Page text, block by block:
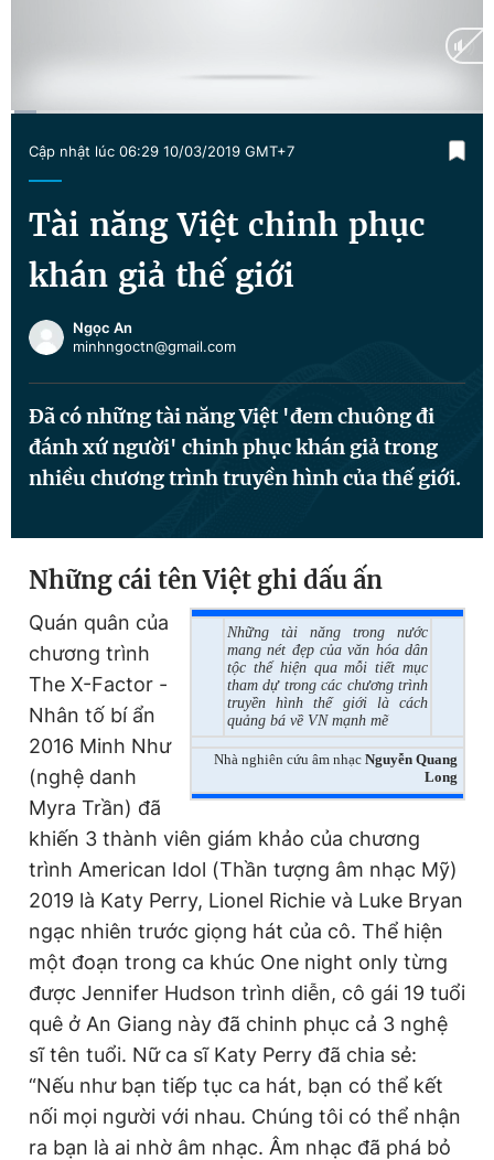
Tin 24h
Tin thị trường Tin 360
Video Magazine
Sản phẩm khác
Tiện ích
Thông tin tòa soạn Liên hệ quảng cáo
Đọc Thanh Niên trên điện thoại
Theo dõi báo trên
Hotline
0906 645 777
Liên hệ quảng cáo
0908 780 404
Đặt báo Quảng cáo RSS Tòa soạn Chính sách bảo
Tổng biên tập: Nguyễn Ngọc Toàn
Phó tổng biên tập thường trực: Hải Thành
Phó tổng biên tập: Lâm Hiếu Dũng
Phó tổng biên tập: Trần Việt Hưng
Tổng thư ký tòa soạn: Đức Trung
Giấy phép xuất bản số 110/GP - BTTTT cấp ngày 24.3.2020
© 2003-2026 Bản quyền thuộc về Báo Thanh Niên. Cấm sao
chép dưới mọi hình thức nếu không có sự chấp thuận bằng văn
bản. Phát triển bởi ePi Technologies, JSC.
Time
Cập nhật lúc 06:29 10/03/2019 GMT+7
Tài năng Việt chinh phục
khán giả thế giới
Ngọc An
minhngoctn@gmail.com
Đã có những tài năng Việt 'đem chuông đi
đánh xứ người' chinh phục khán giả trong
nhiều chương trình truyền hình của thế giới.
Những cái tên Việt ghi dấu ấn
Những tài năng trong nước
mang nét đẹp của văn hóa dân
tộc thể hiện qua mỗi tiết mục
tham dự trong các chương trình
truyền hình thế giới là cách
quảng bá về VN mạnh mẽ
Nhà nghiên cứu âm nhạc Nguyễn Quang
Long
Quán quân của
chương trình
The X-Factor -
Nhân tố bí ẩn
2016 Minh Như
(nghệ danh
Myra Trần) đã
khiến 3 thành viên giám khảo của chương
trình American Idol (Thần tượng âm nhạc Mỹ)
2019 là Katy Perry, Lionel Richie và Luke Bryan
ngạc nhiên trước giọng hát của cô. Thể hiện
một đoạn trong ca khúc One night only từng
được Jennifer Hudson trình diễn, cô gái 19 tuổi
quê ở An Giang này đã chinh phục cả 3 nghệ
sĩ tên tuổi. Nữ ca sĩ Katy Perry đã chia sẻ:
“Nếu như bạn tiếp tục ca hát, bạn có thể kết
nối mọi người với nhau. Chúng tôi có thể nhận
ra bạn là ai nhờ âm nhạc. Âm nhạc đã phá bỏ